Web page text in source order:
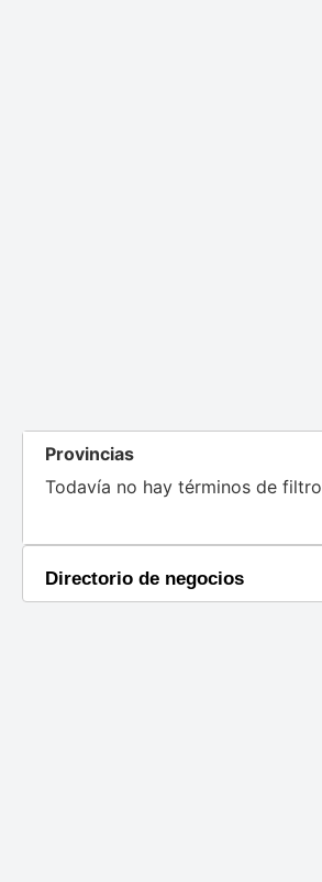
Provincias
Todavía no hay términos de filtro
Directorio de negocios